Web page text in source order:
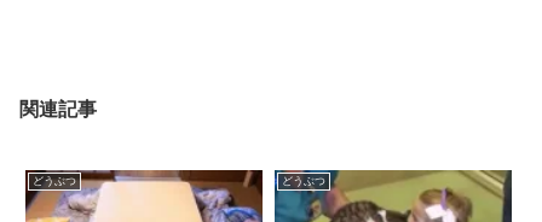
関連記事
どうぶつ どうぶつ